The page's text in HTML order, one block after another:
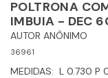
POLTRONA
IMBUIA - DEC
AUTOR ANÔNIMO
36961
MEDIDAS: L 0.730 P